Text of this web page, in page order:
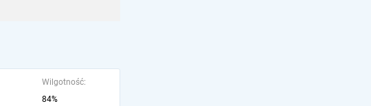
Wilgotność:
84%